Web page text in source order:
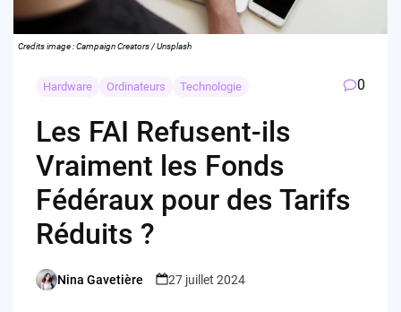
Credits image : Campaign Creators / Unsplash
Hardware Ordinateurs Technologie 0
Les FAI Refusent-ils
Vraiment les Fonds
Fédéraux pour des Tarifs
Réduits ?
Posted
Nina Gavetière 27 juillet 2024